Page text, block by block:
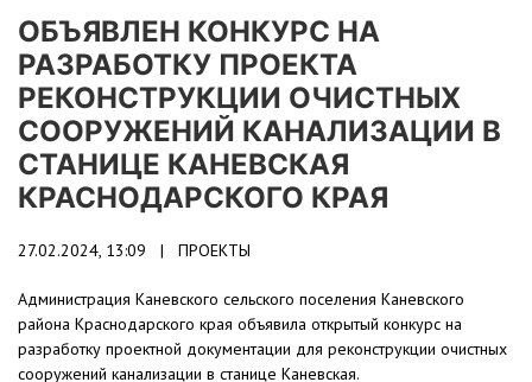
ОБЪЯВЛЕН КОНКУРС НА
РАЗРАБОТКУ ПРОЕКТА
РЕКОНСТРУКЦИИ ОЧИСТНЫХ
СООРУЖЕНИЙ КАНАЛИЗАЦИИ В
СТАНИЦЕ КАНЕВСКАЯ
КРАСНОДАРСКОГО КРАЯ
27.02.2024, 13:09 | ПРОЕКТЫ
Администрация Каневского сельского поселения Каневского
района Краснодарского края объявила открытый конкурс на
разработку проектной документации для реконструкции очистных
сооружений канализации в станице Каневская.